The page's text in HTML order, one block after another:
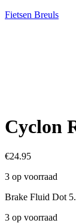
Fietsen Breuls
Cyclon
€24.95
3 op voorraad
Brake Fluid Dot
3 op voorraad